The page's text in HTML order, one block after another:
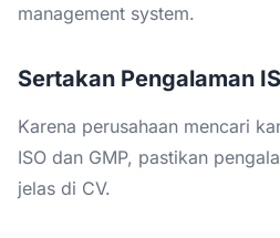
management system.
Sertakan Pengalaman
Karena perusahaan mencari
ISO dan GMP, pastikan
jelas di CV.